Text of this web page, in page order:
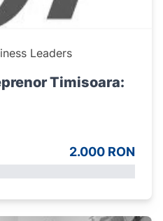
Leaders
Timisoara:
2.000 RON